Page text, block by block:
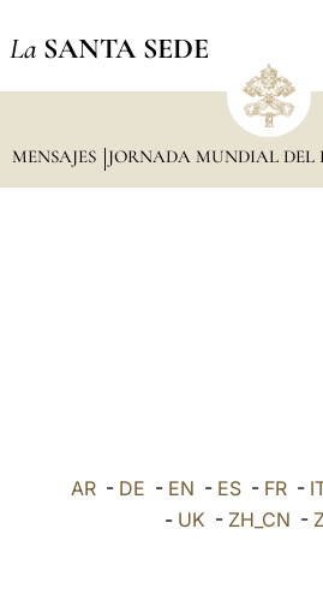
La SANTA SEDE
MENSAJES JORNADA MUNDIAL DEL
AR- DE - EN - ES- FR-
- UK - ZH_CN -